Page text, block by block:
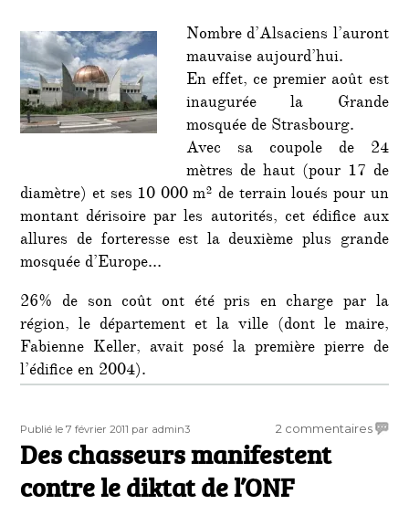
Nombre d’Alsaciens l’auront
mauvaise aujourd’hui.
En effet, ce premier août est
inaugurée la Grande
mosquée de Strasbourg.
Avec sa coupole de 24
mètres de haut (pour 17 de
diamètre) et ses 10 000 m² de terrain loués pour un
montant dérisoire par les autorités, cet édifice aux
allures de forteresse est la deuxième plus grande
mosquée d’Europe…
26% de son coût ont été pris en charge par la
région, le département et la ville (dont le maire,
Fabienne Keller, avait posé la première pierre de
l’édifice en 2004).
Publié
le
Publié le 7 février 2011 Auteur
par admin3 2 commentairessur
Des chasseurs manifestent
contre le diktat de l’ONF